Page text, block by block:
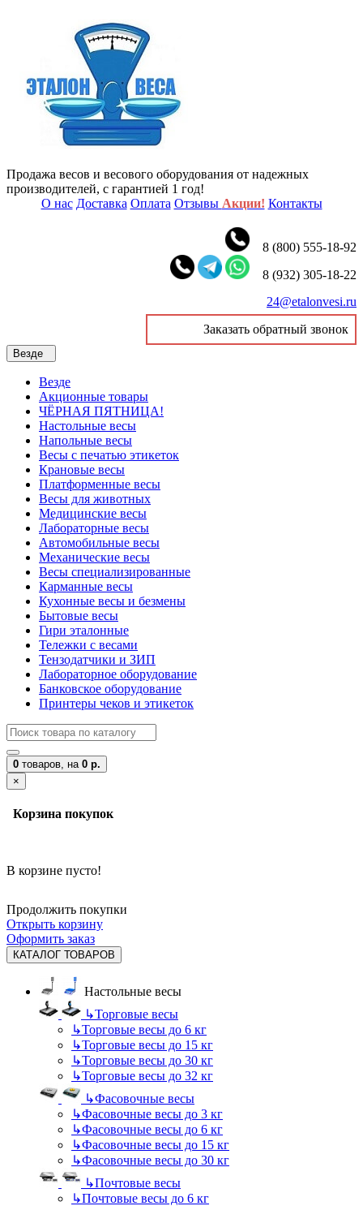
Продажа весов и весового оборудования от надежных
производителей, с гарантией 1 год!
О нас Доставка Оплата Отзывы Акции! Контакты
8 (800) 555-18-92
8 (932) 305-18-22
24@etalonvesi.ru
Заказать обратный звонок
Везде
Везде
Акционные товары
ЧЁРНАЯ ПЯТНИЦА!
Настольные весы
Напольные весы
Весы с печатью этикеток
Крановые весы
Платформенные весы
Весы для животных
Медицинские весы
Лабораторные весы
Автомобильные весы
Механические весы
Весы специализированные
Карманные весы
Кухонные весы и безмены
Бытовые весы
Гири эталонные
Тележки с весами
Тензодатчики и ЗИП
Лабораторное оборудование
Банковское оборудование
Принтеры чеков и этикеток
0 товаров, на 0 р.
×
Корзина покупок
В корзине пусто!
Продолжить покупки
Открыть корзину
Оформить заказ
КАТАЛОГ ТОВАРОВ
Настольные весы
↳Торговые весы
↳Торговые весы до 6 кг
↳Торговые весы до 15 кг
↳Торговые весы до 30 кг
↳Торговые весы до 32 кг
↳Фасовочные весы
↳Фасовочные весы до 3 кг
↳Фасовочные весы до 6 кг
↳Фасовочные весы до 15 кг
↳Фасовочные весы до 30 кг
↳Почтовые весы
↳Почтовые весы до 6 кг